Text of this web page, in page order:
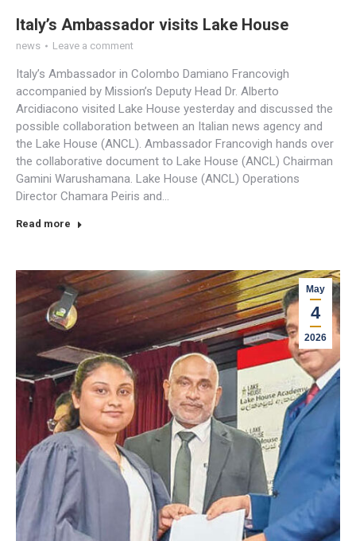
Italy’s Ambassador visits Lake House
news Leave a comment
Italy’s Ambassador in Colombo Damiano Francovigh
accompanied by Mission’s Deputy Head Dr. Alberto
Arcidiacono visited Lake House yesterday and discussed the
possible collaboration between an Italian news agency and
the Lake House (ANCL). Ambassador Francovigh hands over
the collaborative document to Lake House (ANCL) Chairman
Gamini Warushamana. Lake House (ANCL) Operations
Director Chamara Peiris and…
Read more
May
4
2026